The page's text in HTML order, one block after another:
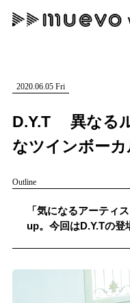
記事を検索する
人気ワード
#男性SSW #ポップス
#ヒップホップ #男性
"読者の声を形にす
MENU
記事一覧
会社概要
2020.06.05 Fri
D.Y.T 異なる
なツインボーカ
Outline
「気になるアーティ
up。今回はD.Y.Tの登